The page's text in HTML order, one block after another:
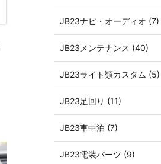
JB23ナビ・オーディオ (7)
JB23メンテナンス (40)
JB23ライト類カスタム (5)
JB23足回り (11)
JB23車中泊 (7)
JB23電装パーツ (9)